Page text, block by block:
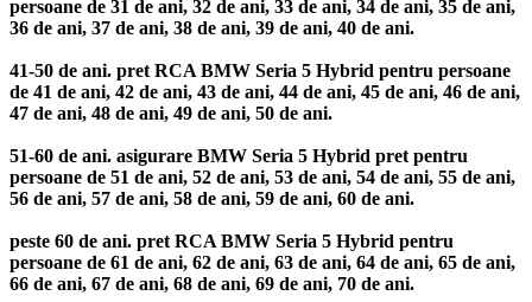
persoane de 31 de ani, 32 de ani, 33 de ani, 34 de ani, 35 de ani,
36 de ani, 37 de ani, 38 de ani, 39 de ani, 40 de ani.
41-50 de ani. pret RCA BMW Seria 5 Hybrid pentru persoane
de 41 de ani, 42 de ani, 43 de ani, 44 de ani, 45 de ani, 46 de ani,
47 de ani, 48 de ani, 49 de ani, 50 de ani.
51-60 de ani. asigurare BMW Seria 5 Hybrid pret pentru
persoane de 51 de ani, 52 de ani, 53 de ani, 54 de ani, 55 de ani,
56 de ani, 57 de ani, 58 de ani, 59 de ani, 60 de ani.
peste 60 de ani. pret RCA BMW Seria 5 Hybrid pentru
persoane de 61 de ani, 62 de ani, 63 de ani, 64 de ani, 65 de ani,
66 de ani, 67 de ani, 68 de ani, 69 de ani, 70 de ani.